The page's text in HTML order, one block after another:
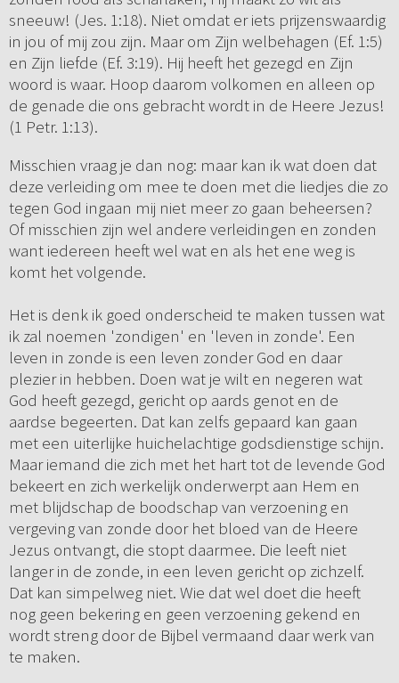
sneeuw! (Jes. 1:18). Niet omdat er iets prijzenswaardig
in jou of mij zou zijn. Maar om Zijn welbehagen (Ef. 1:5)
en Zijn liefde (Ef. 3:19). Hij heeft het gezegd en Zijn
woord is waar. Hoop daarom volkomen en alleen op
de genade die ons gebracht wordt in de Heere Jezus!
(1 Petr. 1:13).
Misschien vraag je dan nog: maar kan ik wat doen dat
deze verleiding om mee te doen met die liedjes die zo
tegen God ingaan mij niet meer zo gaan beheersen?
Of misschien zijn wel andere verleidingen en zonden
want iedereen heeft wel wat en als het ene weg is
komt het volgende.
Het is denk ik goed onderscheid te maken tussen wat
ik zal noemen 'zondigen' en 'leven in zonde'. Een
leven in zonde is een leven zonder God en daar
plezier in hebben. Doen wat je wilt en negeren wat
God heeft gezegd, gericht op aards genot en de
aardse begeerten. Dat kan zelfs gepaard kan gaan
met een uiterlijke huichelachtige godsdienstige schijn.
Maar iemand die zich met het hart tot de levende God
bekeert en zich werkelijk onderwerpt aan Hem en
met blijdschap de boodschap van verzoening en
vergeving van zonde door het bloed van de Heere
Jezus ontvangt, die stopt daarmee. Die leeft niet
langer in de zonde, in een leven gericht op zichzelf.
Dat kan simpelweg niet. Wie dat wel doet die heeft
nog geen bekering en geen verzoening gekend en
wordt streng door de Bijbel vermaand daar werk van
te maken.